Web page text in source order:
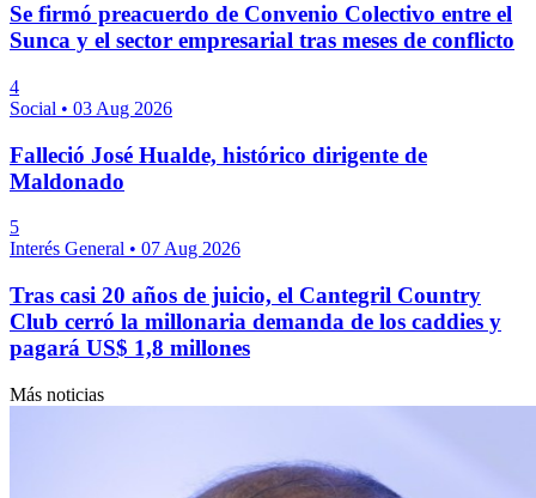
Se firmó preacuerdo de Convenio Colectivo entre el
Sunca y el sector empresarial tras meses de conflicto
4
Social • 03 Aug 2026
Falleció José Hualde, histórico dirigente de
Maldonado
5
Interés General • 07 Aug 2026
Tras casi 20 años de juicio, el Cantegril Country
Club cerró la millonaria demanda de los caddies y
pagará US$ 1,8 millones
Más noticias